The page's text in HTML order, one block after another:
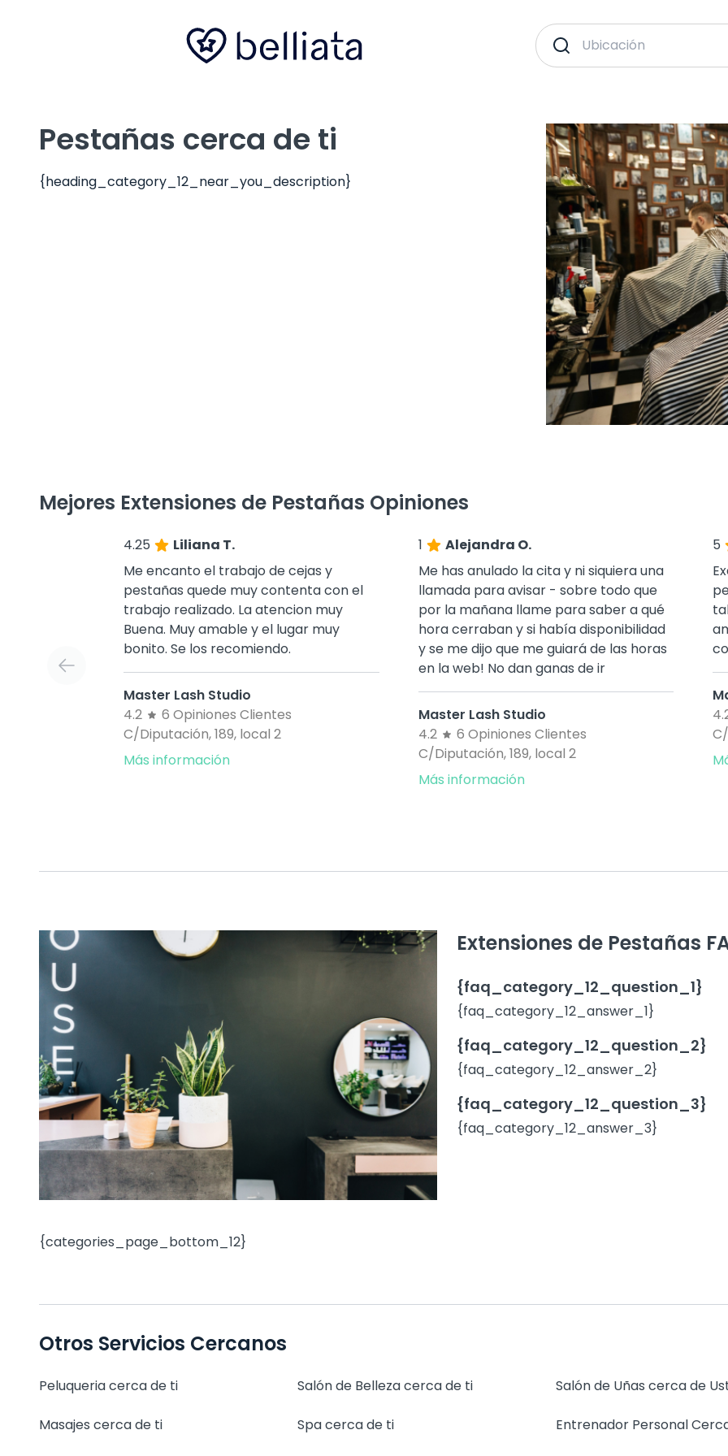
Pestañas cerca de ti
{heading_category_12_near_you_description}
Mejores Extensiones de Pestañas Opiniones
4.25
Liliana T.
Me encanto el trabajo de cejas y
pestañas quede muy contenta con el
trabajo realizado. La atencion muy
Buena. Muy amable y el lugar muy
bonito. Se los recomiendo.
Master Lash Studio
4.2
6 Opiniones Clientes
C/Diputación, 189, local 2
Más información
1
Alejandra O.
Me has anulado la cita y ni siquiera una
llamada para avisar - sobre todo que
por la mañana llame para saber a qué
hora cerraban y si había disponibilidad
y se me dijo que me guiará de las horas
en la web! No dan ganas de ir
Master Lash Studio
4.2
6 Opiniones Clientes
C/Diputación, 189, local 2
Más información
5
Extensiones de Pestañas
{faq_category_12_question_1}
{faq_category_12_answer_1}
{faq_category_12_question_2}
{faq_category_12_answer_2}
{faq_category_12_question_3}
{faq_category_12_answer_3}
{categories_page_bottom_12}
Otros Servicios Cercanos
Peluqueria cerca de ti Salón de Belleza cerca de ti Salón de Uñas cerca de
Masajes cerca de ti Spa cerca de ti Entrenador Personal